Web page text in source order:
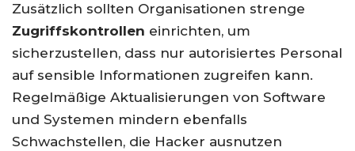
Zusätzlich sollten Organisationen strenge
Zugriffskontrollen einrichten, um
sicherzustellen, dass nur autorisiertes Personal
auf sensible Informationen zugreifen kann.
Regelmäßige Aktualisierungen von Software
und Systemen mindern ebenfalls
Schwachstellen, die Hacker ausnutzen